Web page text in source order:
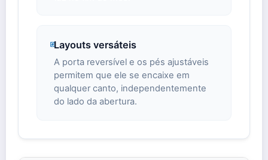
Layouts versáteis
A porta reversível e os pés ajustáveis
permitem que ele se encaixe em
qualquer canto, independentemente
do lado da abertura.